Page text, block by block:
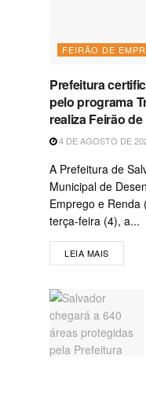
FEIRÃO DE
Prefeitura
pelo programa
realiza Feirão
4 DE AGOSTO DE
A Prefeitura de
Municipal de
Emprego e Renda
terça-feira (4), a...
LEIA MAIS